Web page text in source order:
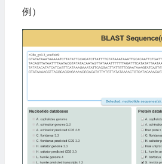
例）